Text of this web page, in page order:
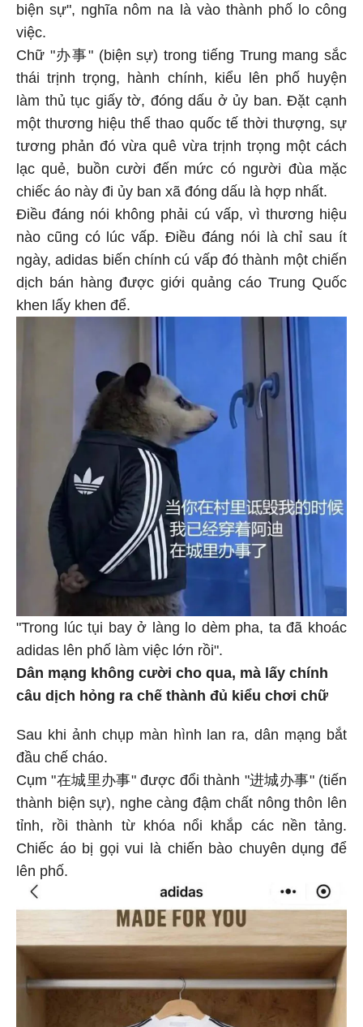
biện sự", nghĩa nôm na là vào thành phố lo công
việc.
Chữ "办事" (biện sự) trong tiếng Trung mang sắc
thái trịnh trọng, hành chính, kiểu lên phố huyện
làm thủ tục giấy tờ, đóng dấu ở ủy ban. Đặt cạnh
một thương hiệu thể thao quốc tế thời thượng, sự
tương phản đó vừa quê vừa trịnh trọng một cách
lạc quẻ, buồn cười đến mức có người đùa mặc
chiếc áo này đi ủy ban xã đóng dấu là hợp nhất.
Điều đáng nói không phải cú vấp, vì thương hiệu
nào cũng có lúc vấp. Điều đáng nói là chỉ sau ít
ngày, adidas biến chính cú vấp đó thành một chiến
dịch bán hàng được giới quảng cáo Trung Quốc
khen lấy khen để.
"Trong lúc tụi bay ở làng lo dèm pha, ta đã khoác
adidas lên phố làm việc lớn rồi".
Dân mạng không cười cho qua, mà lấy chính
câu dịch hỏng ra chế thành đủ kiểu chơi chữ
Sau khi ảnh chụp màn hình lan ra, dân mạng bắt
đầu chế cháo.
Cụm "在城里办事" được đổi thành "进城办事" (tiến
thành biện sự), nghe càng đậm chất nông thôn lên
tỉnh, rồi thành từ khóa nổi khắp các nền tảng.
Chiếc áo bị gọi vui là chiến bào chuyên dụng để
lên phố.